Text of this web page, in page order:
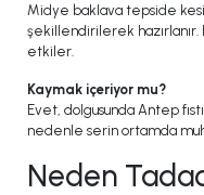
Midye baklava tepside
şekillendirilerek
etkiler.
Kaymak içeriyor mu?
Evet, dolgusunda Antep
nedenle serin ortamda
Neden